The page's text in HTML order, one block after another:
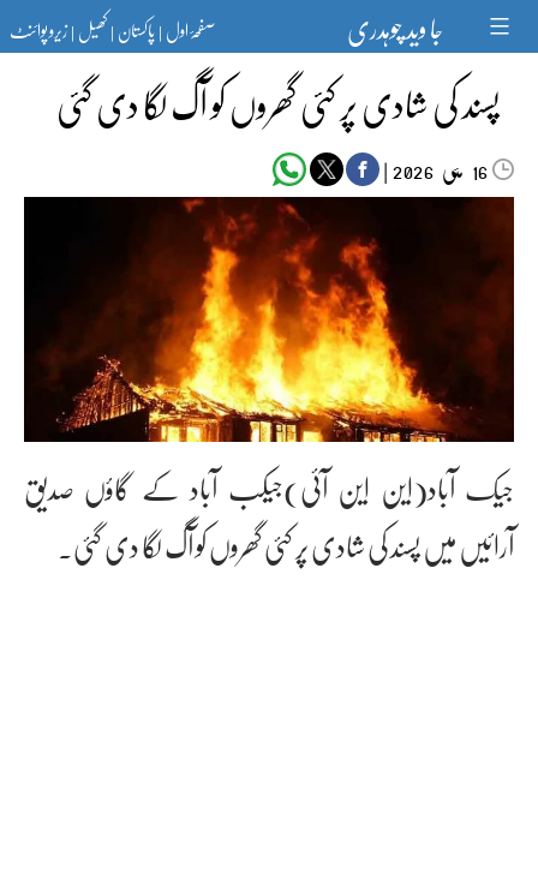
content جا وید چوہدری صفحۂ اول|پاکستان|کھیل|زیرو پوائنٹ
پسند کی شادی پر کئی گھروں کو آگ لگا دی گئی
16 مئی‬‮ |
جیک آباد(این این آئی)جیکب آباد کے گاؤں صدیق
آرائیں میں پسند کی شادی پر کئی گھروں کو آگ لگا دی گئی۔